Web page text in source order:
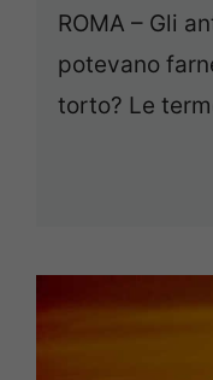
ROMA – Gli
potevano
torto? Le